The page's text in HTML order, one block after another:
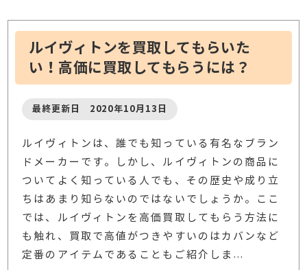
ルイヴィトンを買取してもらいた
い！高価に買取してもらうには？
最終更新日 2020年10月13日
ルイヴィトンは、誰でも知っている有名なブラン
ドメーカーです。しかし、ルイヴィトンの商品に
ついてよく知っている人でも、その歴史や成り立
ちはあまり知らないのではないでしょうか。ここ
では、ルイヴィトンを高価買取してもらう方法に
も触れ、買取で高値がつきやすいのはカバンなど
定番のアイテムであることもご紹介しま …